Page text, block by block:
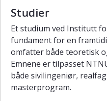
Studier
Et studium ved Institutt
fundament for en
omfatter både teoretisk
Emnene er tilpasset
både sivilingeniør,
masterprogram.